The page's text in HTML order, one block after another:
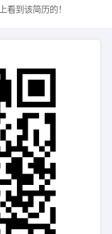
看到该简历的！